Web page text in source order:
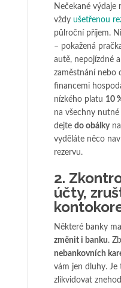
Nečekané
vždy ušetřenou
půlroční příjem.
– pokažená
autě, nepojízdné
zaměstnání nebo
financemi
nízkého platu 10
na všechny
dejte do obálkyna
vyděláte něco
rezervu.
2.
účty,
Některé banky
změnit i banku.
nebankovních
vám jen dluhy. Je
zlikvidovat